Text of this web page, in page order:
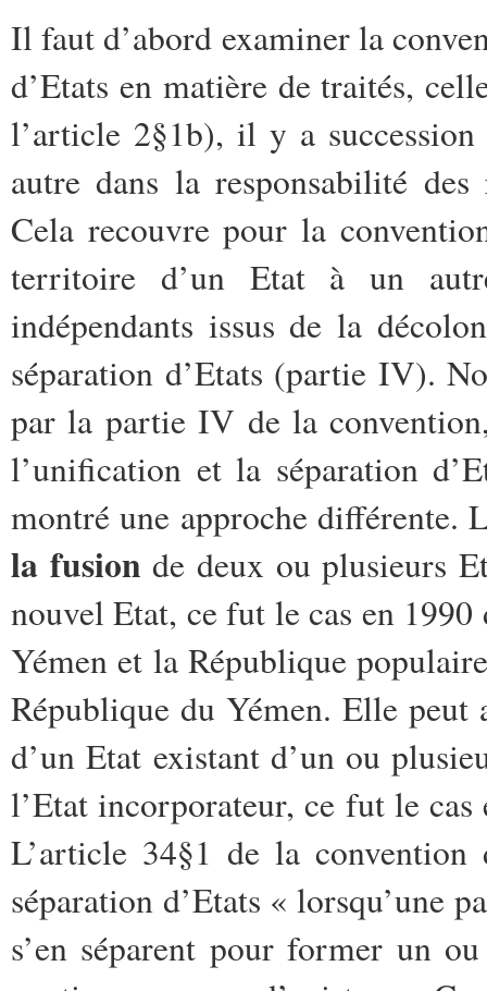
Il faut d’abord examiner la
d’Etats en matière de traités,
l’article 2§1b), il y a succession
autre dans la responsabilité
Cela recouvre pour la
territoire d’un Etat à un
indépendants issus de la
séparation d’Etats (partie IV).
par la partie IV de la
l’unification et la séparation
montré une approche différente.
la fusion de deux ou plusieurs
nouvel Etat, ce fut le cas en
Yémen et la République
République du Yémen. Elle peut
d’un Etat existant d’un ou
l’Etat incorporateur, ce fut le
L’article 34§1 de la
séparation d’Etats « lorsqu’une
s’en séparent pour former un